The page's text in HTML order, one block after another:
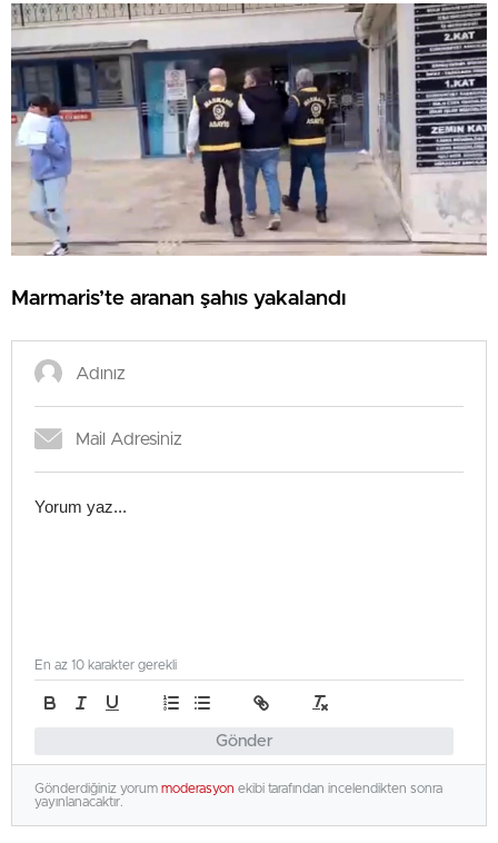
Marmaris’te aranan şahıs yakalandı
Gönder
En az 10 karakter gerekli
Gönderdiğiniz yorum moderasyon ekibi tarafından incelendikten sonra
yayınlanacaktır.